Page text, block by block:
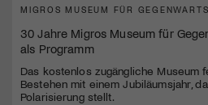
MIGROS MUSEUM FÜR
30 Jahre Migros Museum für
als Programm
Das kostenlos zugängliche Museum
Bestehen mit einem Jubiläumsjahr,
Polarisierung stellt.